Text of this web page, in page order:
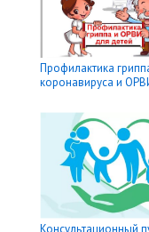
Профилактика
коронавируса и